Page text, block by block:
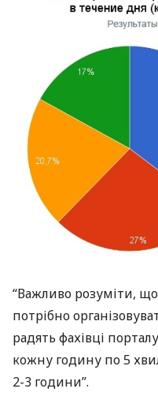
“Важливо розуміти,
потрібно
радять фахівці
кожну годину по 5
2-3 години”.